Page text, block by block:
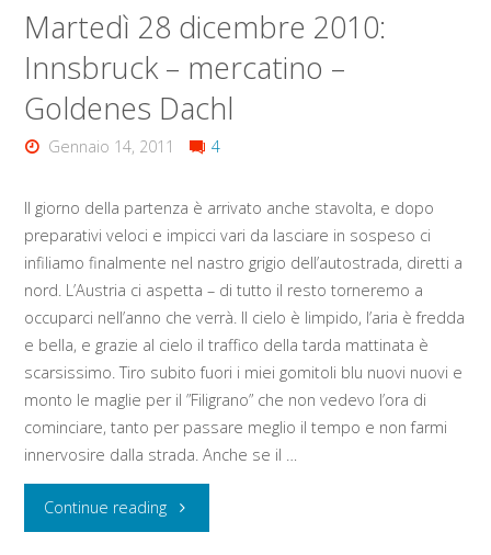
Schloss
Ambras
–
–
St
Jakob
Dom
–
Hofkirche"
Martedì 28 dicembre 2010:
Innsbruck – mercatino –
Goldenes Dachl
Gennaio 14, 2011 4
Il giorno della partenza è arrivato anche stavolta, e dopo
preparativi veloci e impicci vari da lasciare in sospeso ci
infiliamo finalmente nel nastro grigio dell’autostrada, diretti a
nord. L’Austria ci aspetta – di tutto il resto torneremo a
occuparci nell’anno che verrà. Il cielo è limpido, l’aria è fredda
e bella, e grazie al cielo il traffico della tarda mattinata è
scarsissimo. Tiro subito fuori i miei gomitoli blu nuovi nuovi e
monto le maglie per il ”Filigrano” che non vedevo l’ora di
cominciare, tanto per passare meglio il tempo e non farmi
innervosire dalla strada. Anche se il …
Continue reading"Martedì